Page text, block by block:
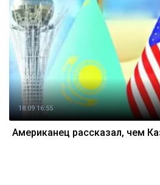
18.09 16:55
Американец рассказал, чем